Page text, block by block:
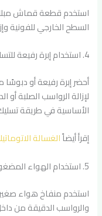
استخدم قطعة قماش
السطح الخارجي للفونية
4. استخدام إبرة رفيعة للتسليك
أحضر إبرة رفيعة أو دبوسًا
لإزالة الرواسب الصلبة
الأساسية في طريقة
إقرأ أيضاًالغسالة
5. استخدام الهواء المضغوط
استخدم منفاخ هواء
والرواسب الدقيقة من